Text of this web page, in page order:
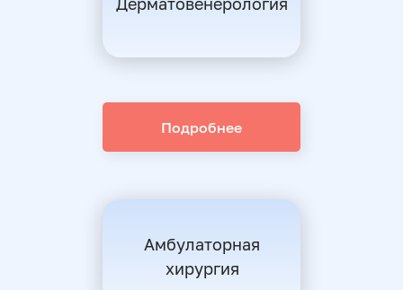
Амбулаторная
хирургия
Подробнее